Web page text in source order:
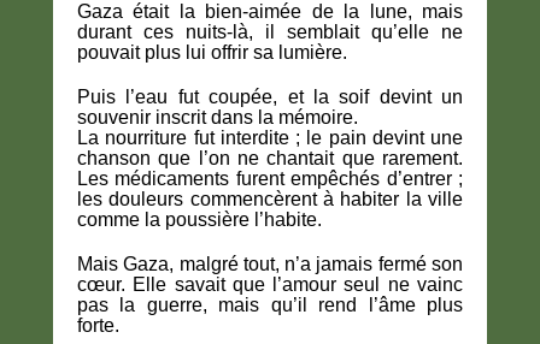
Gaza était la bien-aimée de la lune, mais
durant ces nuits-là, il semblait qu’elle ne
pouvait plus lui offrir sa lumière.
Puis l’eau fut coupée, et la soif devint un
souvenir inscrit dans la mémoire.
La nourriture fut interdite ; le pain devint une
chanson que l’on ne chantait que rarement.
Les médicaments furent empêchés d’entrer ;
les douleurs commencèrent à habiter la ville
comme la poussière l’habite.
Mais Gaza, malgré tout, n’a jamais fermé son
cœur. Elle savait que l’amour seul ne vainc
pas la guerre, mais qu’il rend l’âme plus
forte.